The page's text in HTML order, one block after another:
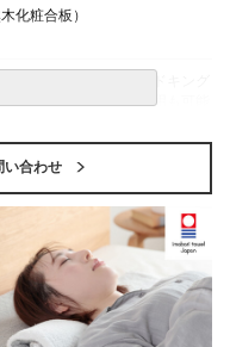
化粧合板）
ズを2台並べて「ワイドキング
ます。1台ずつでの使用も可能
す。
額です。
部地域へのお届けは別途送料
す。また発送予定も変更にな
い合わせ